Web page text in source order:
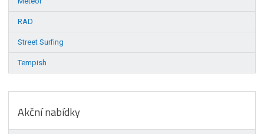
RAD
Street Surfing
Tempish
Akční nabídky